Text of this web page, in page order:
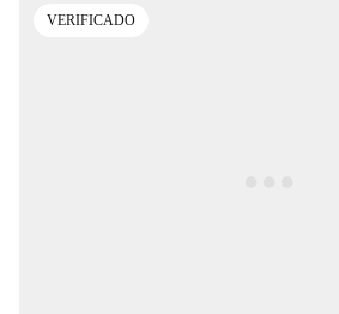
VERIFICADO